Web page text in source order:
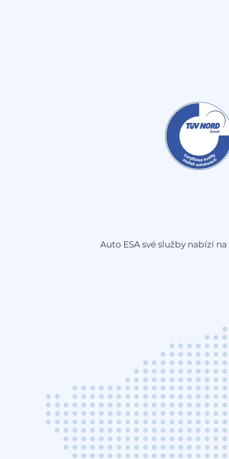
Auto ESA své služby nabízí